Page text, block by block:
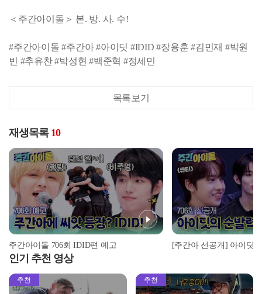
＜주간아이돌＞ 본. 방. 사. 수!
#주간아이돌 #주간아 #아이딧 #IDID #장용훈 #김민재 #박원
빈 #추유찬 #박성현 #백준혁 #정세민
목록보기
재생목록 10
주간아이돌 706회 IDID편 예고
인기 추천 영상
추천 추천